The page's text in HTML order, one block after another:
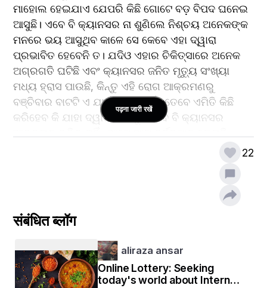
ମାହୋଲ ହେଇଯାଏ ଯେପରି କିଛି ଗୋଟେ ବଡ଼ ବିପଦ ଘନେଇ
ଆସୁଛି। ଏବେ ବି କ୍ୟାନସର ନା ଶୁଣିଲେ ନିଶ୍ଚୟ ଅନେକଙ୍କ
ମନରେ ଭୟ ଆସୁଥିବ କାଳେ ସେ କେବେ ଏହା ଦ୍ୱାରା
ପ୍ରଭାବିତ ହେବେନି ତ। ଯଦିଓ ଏହାର ଚିକିତ୍ସାରେ ଅନେକ
ଅଗ୍ରଗତି ଘଟିଛି ଏବଂ କ୍ୟାନସର ଜନିତ ମୃତ୍ୟୁ ସଂଖ୍ୟା
ମଧ୍ୟ ହ୍ରାସ ପାଉଛି, କିନ୍ତୁ ଏହି ରୋଗ ଆକ୍ରମଣରୁ
ବଞ୍ଚିବାର ବାଟଟି ଏ ଯାଏଁ ବାହାରିନାହିଁ। ତେବେ ଏମିତି କିଛି
କରିହେବ କି ଯାହା ଦ୍ୱାରା ଆମକୁ କେବେ ବି କ୍ୟାନସର
ଖାଦ୍ୟ ଖାଉଛେ ଓ ଜୀବନଶୈଳୀ ଆମର ଯେପରି ଅଛି ତାହା
ଜୀବନଶୈଳୀରେ କିଛି ପରିବର୍ତ୍ତନ ସହ ଆମ ଖାଦ୍ୟର ମାନ
ଅନୁଯାୟୀ ଖାଇଲେ କ୍ୟାନସର ପରି ଦୁସାଃଧ୍ୟ ରୋଗ ଆମକୁ
ପ୍ରଭାବିତ କରିପାରିବ ନାହିଁ। ଆଜି ଆମେ ଏହି କ୍ୟାନସରର
ଡାଏଟ୍ ବିଷୟରେ କଥା ହେବା। ।
ତେବେ ପ୍ରଥମେ ଆସନ୍ତୁ ଜାଣିବା ଏହି କ୍ୟାନସର ଆମ
पढ़ना जारी रखें
22
संबंधित ब्लॉग
aliraza ansar
Online Lottery: Seeking
today's world about Internet